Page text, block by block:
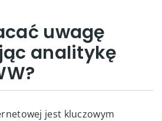
uwagę
analitykę
jest kluczowym